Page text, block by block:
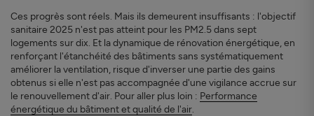
Ces progrès sont réels. Mais ils demeurent insuffisants : l'objectif
sanitaire 2025 n'est pas atteint pour les PM2.5 dans sept
logements sur dix. Et la dynamique de rénovation énergétique, en
renforçant l'étanchéité des bâtiments sans systématiquement
améliorer la ventilation, risque d'inverser une partie des gains
obtenus si elle n'est pas accompagnée d'une vigilance accrue sur
le renouvellement d'air. Pour aller plus loin : Performance
énergétique du bâtiment et qualité de l'air.